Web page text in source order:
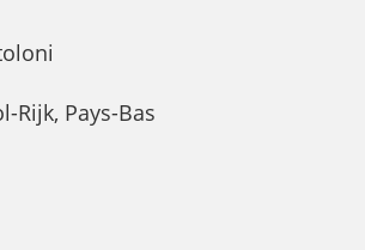
Rijk, Pays-Bas